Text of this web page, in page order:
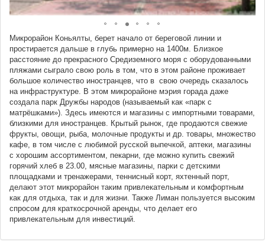
Микрорайон Коньялты, берет начало от береговой линии и
простирается дальше в глубь примерно на 1400м. Близкое
расстояние до прекрасного Средиземного моря с оборудованными
пляжами сыграло свою роль в том, что в этом районе проживает
большое количество иностранцев, что в свою очередь сказалось
на инфраструктуре. В этом микрорайоне мэрия горада даже
создала парк Дружбы народов (называемый как «парк с
матрёшками»). Здесь имеются и магазины с импортными товарами,
близкими для иностранцев. Крытый рынок, где продаются свежие
фрукты, овощи, рыба, молочные продукты и др. товары, множество
кафе, в том числе с любимой русской выпечкой, аптеки, магазины
с хорошим ассортиментом, пекарни, где можно купить свежий
горячий хлеб в 23.00, мясные магазины, парки с детскими
площадками и тренажерами, теннисный корт, яхтенный порт,
делают этот микрорайон таким привлекательным и комфортным
как для отдыха, так и для жизни. Также Лиман пользуется высоким
спросом для краткосрочной аренды, что делает его
привлекательным для инвестиций.